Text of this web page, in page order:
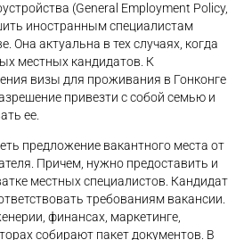
(General Employment Policy,
иностранным специалистам
Она актуальна в тех случаях, когда
местных кандидатов. К
визы для проживания в Гонконге
привезти с собой семью и
ее.
предложение вакантного места от
Причем, нужно предоставить и
местных специалистов. Кандидат
требованиям вакансии.
финансах, маркетинге,
собирают пакет документов. В